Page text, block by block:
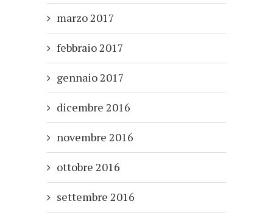
marzo 2017
febbraio 2017
gennaio 2017
dicembre 2016
novembre 2016
ottobre 2016
settembre 2016